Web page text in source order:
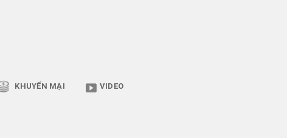
KHUYẾN MẠI VIDEO